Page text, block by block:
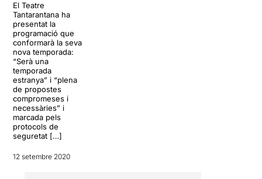
El Teatre
Tantarantana ha
presentat la
programació que
conformarà la seva
nova temporada:
“Serà una
temporada
estranya” i “plena
de propostes
compromeses i
necessàries” i
marcada pels
protocols de
seguretat […]
12 setembre 2020